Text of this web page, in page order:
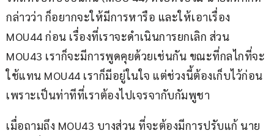
กล่าวว่า ก็อยากจะให้มีการหารือ และให้เอาเรื่อง
MOU44 ก่อน เรื่องที่เราจะดำเนินการยกเลิก ส่วน
MOU43 เราก็จะมีการพูดคุยด้วยเช่นกัน ขณะที่กลไกที่จะ
ใช้แทน MOU44 เราก็มีอยู่ในใจ แต่ช่วงนี้ต้องเก็บไว้ก่อน
เพราะเป็นท่าทีที่เราต้องไปเจรจากับกัมพูชา
เมื่อถามถึง MOU43 บางส่วน ที่จะต้องมีการปรับแก้ นาย